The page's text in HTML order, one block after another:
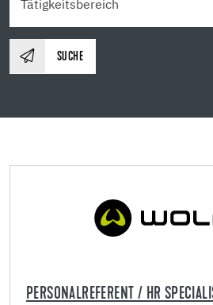
SUCHE
PERSONALREFERENT / HR